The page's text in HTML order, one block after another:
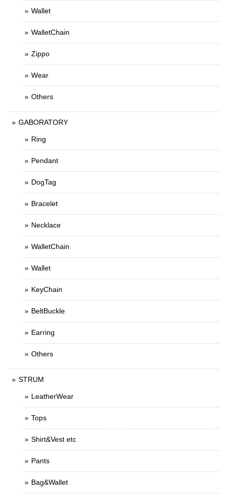
Wallet
WalletChain
Zippo
Wear
Others
GABORATORY
Ring
Pendant
DogTag
Bracelet
Necklace
WalletChain
Wallet
KeyChain
BeltBuckle
Earring
Others
STRUM
LeatherWear
Tops
Shirt&Vest etc
Pants
Bag&Wallet